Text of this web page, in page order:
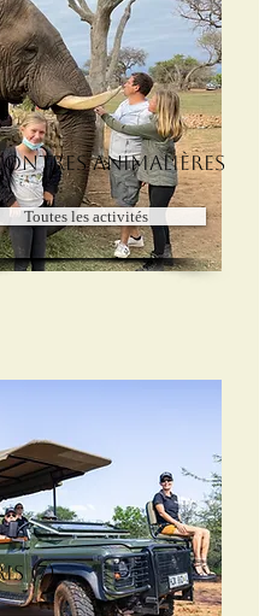
Animalières
Toutes les activités
(7)